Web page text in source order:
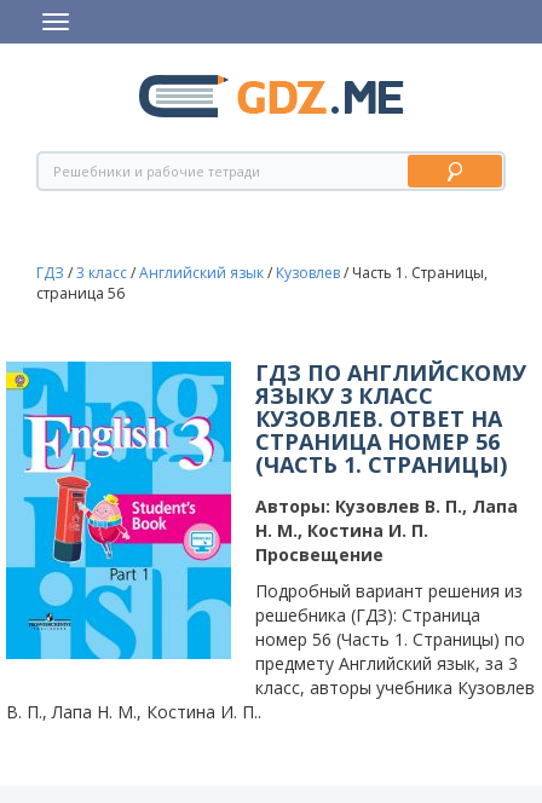
ГДЗ /3 класс/Английский язык/ Кузовлев/ Часть 1. Страницы,
страница 56
ГДЗ ПО АНГЛИЙСКОМУ
ЯЗЫКУ 3 КЛАСС
КУЗОВЛЕВ. ОТВЕТ НА
СТРАНИЦА НОМЕР 56
(ЧАСТЬ 1. СТРАНИЦЫ)
Авторы: Кузовлев В. П., Лапа
Н. М., Костина И. П.
Просвещение
Подробный вариант решения из
решебника (ГДЗ): Страница
номер 56 (Часть 1. Страницы) по
предмету Английский язык, за 3
класс, авторы учебника Кузовлев
В. П., Лапа Н. М., Костина И. П..